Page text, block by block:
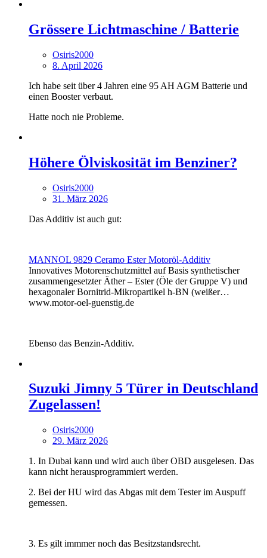
Grössere Lichtmaschine / Batterie
Osiris2000
8. April 2026
Ich habe seit über 4 Jahren eine 95 AH AGM Batterie und
einen Booster verbaut.
Hatte noch nie Probleme.
Höhere Ölviskosität im Benziner?
Osiris2000
31. März 2026
Das Additiv ist auch gut:
MANNOL 9829 Ceramo Ester Motoröl-Additiv
Innovatives Motorenschutzmittel auf Basis synthetischer
zusammengesetzter Äther – Ester (Öle der Gruppe V) und
hexagonaler Bornitrid-Mikropartikel h-BN (weißer…
www.motor-oel-guenstig.de
Ebenso das Benzin-Additiv.
Suzuki Jimny 5 Türer in Deutschland
Zugelassen!
Osiris2000
29. März 2026
1. In Dubai kann und wird auch über OBD ausgelesen. Das
kann nicht herausprogrammiert werden.
2. Bei der HU wird das Abgas mit dem Tester im Auspuff
gemessen.
3. Es gilt immmer noch das Besitzstandsrecht.